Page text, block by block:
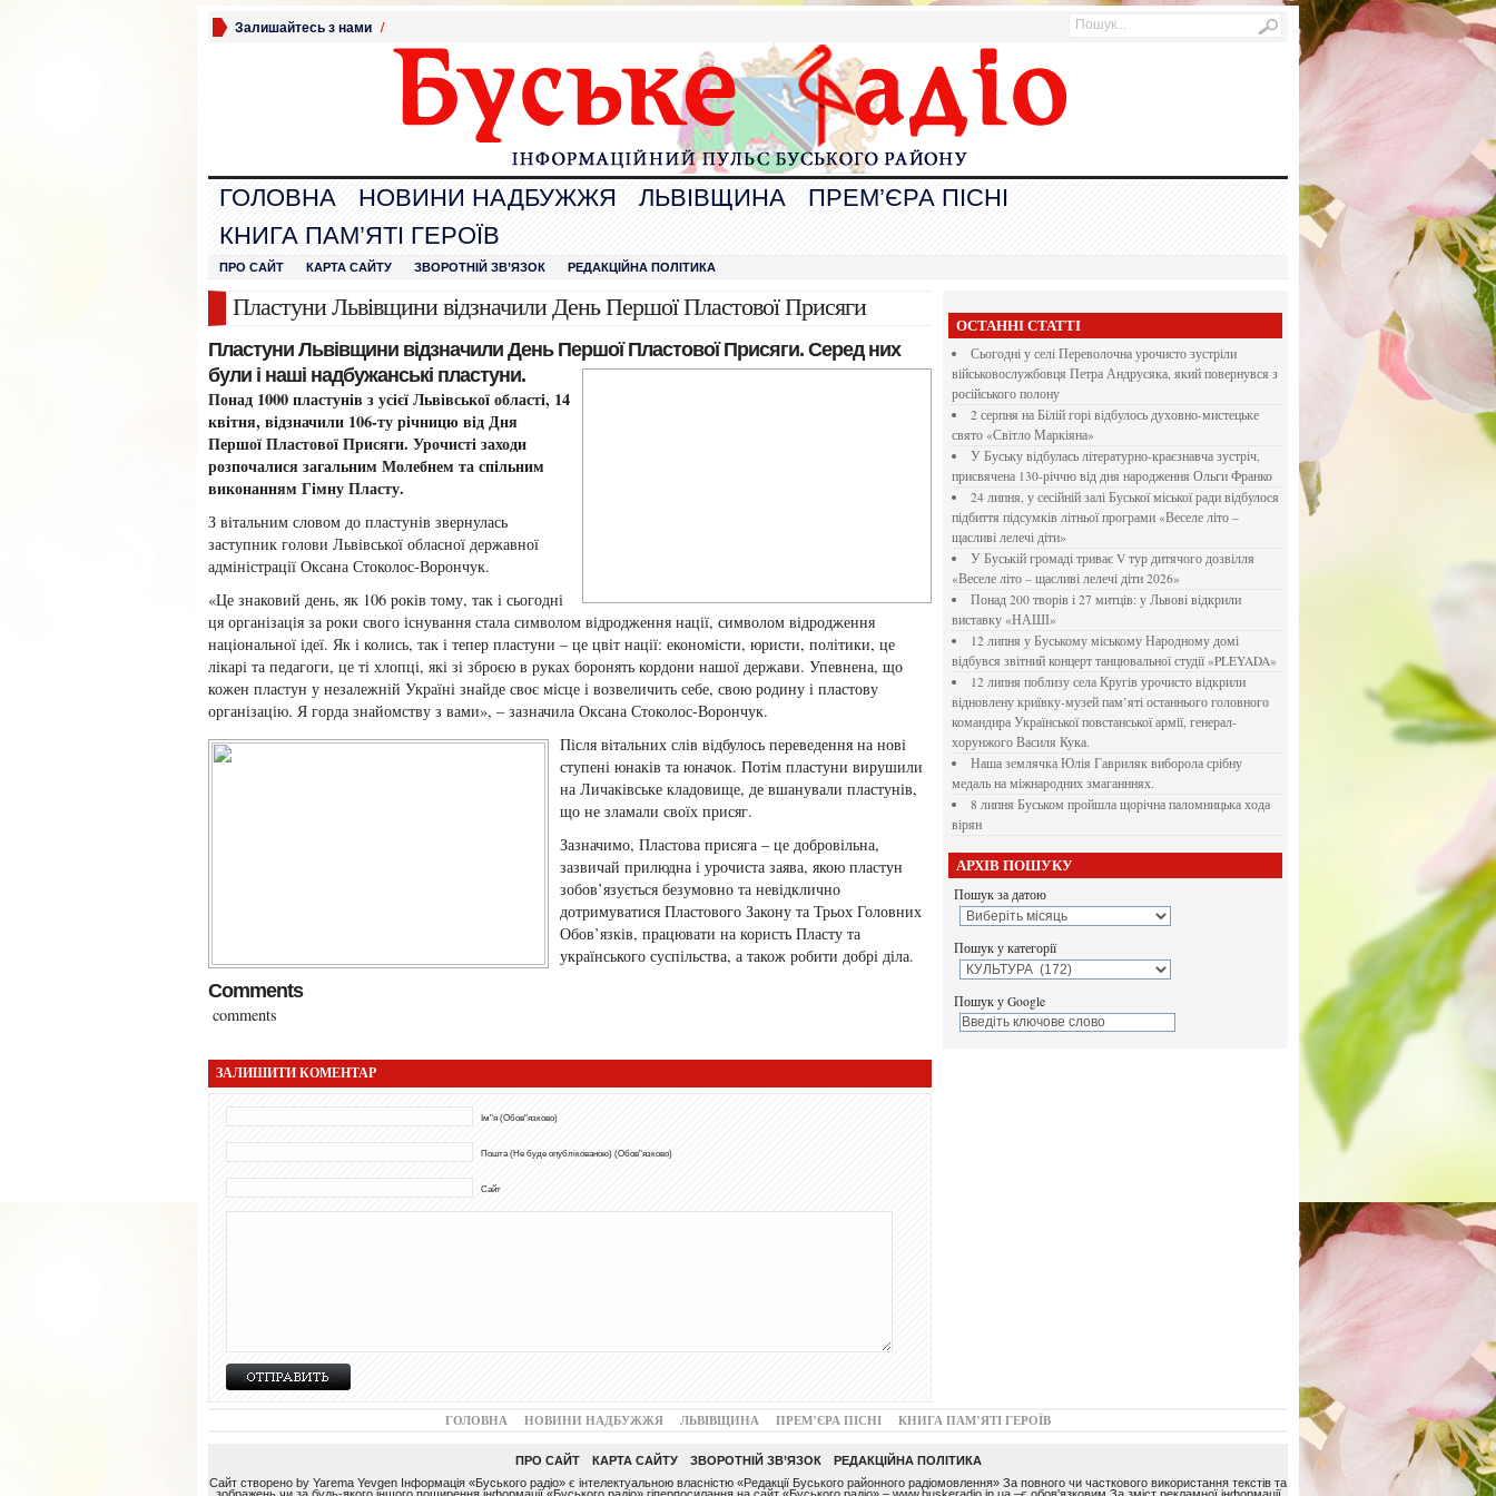
Залишайтесь з нами /
ГОЛОВНА НОВИНИ НАДБУЖЖЯ ЛЬВІВЩИНА
ПРЕМ’ЄРА ПІСНІ
КНИГА ПАМ’ЯТІ ГЕРОЇВ
ПРО САЙТ КАРТА САЙТУ ЗВОРОТНІЙ ЗВ’ЯЗОК РЕДАКЦІЙНА ПОЛІТИКА
Пластуни Львівщини відзначили День Першої Пластової Присяги
Пластуни Львівщини відзначили День Першої Пластової Присяги. Серед них
були і наші надбужанські пластуни.
Понад 1000 пластунів з усієї Львівської області, 14
квітня, відзначили 106-ту річницю від Дня
Першої Пластової Присяги. Урочисті заходи
розпочалися загальним Молебнем та спільним
виконанням Гімну Пласту.
З вітальним словом до пластунів звернулась
заступник голови Львівської обласної державної
адміністрації Оксана Стоколос-Ворончук.
«Це знаковий день, як 106 років тому, так і сьогодні
ця організація за роки свого існування стала символом відродження нації, символом відродження
національної ідеї. Як і колись, так і тепер пластуни – це цвіт нації: економісти, юристи, політики, це
лікарі та педагоги, це ті хлопці, які зі зброєю в руках боронять кордони нашої держави. Упевнена, що
кожен пластун у незалежній Україні знайде своє місце і возвеличить себе, свою родину і пластову
організацію. Я горда знайомству з вами», – зазначила Оксана Стоколос-Ворончук.
Після вітальних слів відбулось переведення на нові
ступені юнаків та юначок. Потім пластуни вирушили
на Личаківське кладовище, де вшанували пластунів,
що не зламали своїх присяг.
Зазначимо, Пластова присяга – це добровільна,
зазвичай прилюдна і урочиста заява, якою пластун
зобов’язується безумовно та невідклично
дотримуватися Пластового Закону та Трьох Головних
Обов’язків, працювати на користь Пласту та
українського суспільства, а також робити добрі діла.
Comments
comments
ЗАЛИШИТИ КОМЕНТАР
Ім"я (Обов"язково)
Пошта (Не буде опублікованою) (Обов"язково)
Сайт
ОСТАННІ СТАТТІ
Сьогодні у селі Переволочна урочисто зустріли
військовослужбовця Петра Андрусяка, який повернувся з
російського полону
2 серпня на Білій горі відбулось духовно-мистецьке
свято «Світло Маркіяна»
У Буську відбулась літературно-краєзнавча зустріч,
присвячена 130-річчю від дня народження Ольги Франко
24 липня, у сесійній залі Буської міської ради відбулося
підбиття підсумків літньої програми «Веселе літо –
щасливі лелечі діти»
У Буській громаді триває V тур дитячого дозвілля
«Веселе літо – щасливі лелечі діти 2026»
Понад 200 творів і 27 митців: у Львові відкрили
виставку «НАШІ»
12 липня у Буському міському Народному домі
відбувся звітний концерт танцювальної студії «PLEYADA»
12 липня поблизу села Кругів урочисто відкрили
відновлену криївку-музей пам’яті останнього головного
командира Української повстанської армії, генерал-
хорунжого Василя Кука.
Наша землячка Юлія Гавриляк виборола срібну
медаль на міжнародних змаганннях.
8 липня Буськом пройшла щорічна паломницька хода
вірян
АРХІВ ПОШУКУ
Пошук за датою
Пошук у категорії
Пошук у Google
ГОЛОВНА НОВИНИ НАДБУЖЖЯ ЛЬВІВЩИНА ПРЕМ’ЄРА ПІСНІ КНИГА ПАМ’ЯТІ ГЕРОЇВ
ПРО САЙТ КАРТА САЙТУ ЗВОРОТНІЙ ЗВ’ЯЗОК
РЕДАКЦІЙНА ПОЛІТИКА
Сайт створено by Yarema Yevgen Інформація «Буського радіо» є інтелектуальною власністю «Редакції Буського районного радіомовлення» За повного чи часткового використання текстів та